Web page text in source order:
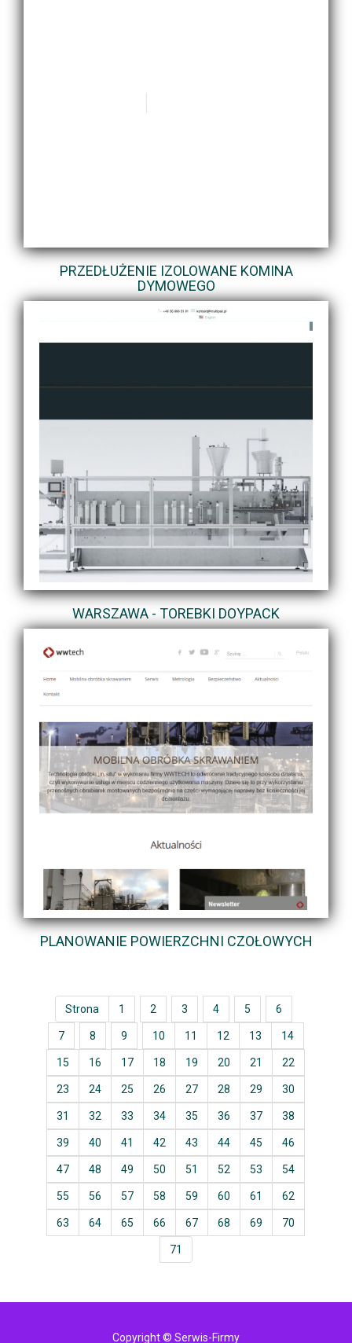
PRZEDŁUŻENIE IZOLOWANE KOMINA
DYMOWEGO
WARSZAWA - TOREBKI DOYPACK
PLANOWANIE POWIERZCHNI CZOŁOWYCH
Strona 1 2 3 4 5 6
7 8 9 10 11 12 13 14
15 16 17 18 19 20 21 22
23 24 25 26 27 28 29 30
31 32 33 34 35 36 37 38
39 40 41 42 43 44 45 46
47 48 49 50 51 52 53 54
55 56 57 58 59 60 61 62
63 64 65 66 67 68 69 70
71
Copyright © Serwis-Firmy